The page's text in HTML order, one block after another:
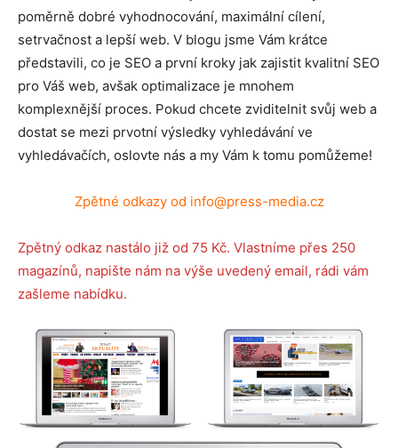
poměrně dobré vyhodnocování, maximální cílení,
setrvačnost a lepší web. V blogu jsme Vám krátce
představili, co je SEO a první kroky jak zajistit kvalitní SEO
pro Váš web, avšak optimalizace je mnohem
komplexnější proces. Pokud chcete zviditelnit svůj web a
dostat se mezi prvotní výsledky vyhledávání ve
vyhledávačích, oslovte nás a my Vám k tomu pomůžeme!
Zpětné odkazy od info@press-media.cz
Zpětný odkaz nastálo již od 75 Kč. Vlastníme přes 250
magazínů, napište nám na výše uvedený email, rádi vám
zašleme nabídku.